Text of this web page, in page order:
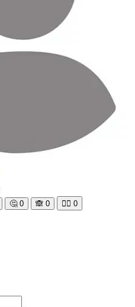
🤔 0 🙈 0 🧘‍♀️ 0